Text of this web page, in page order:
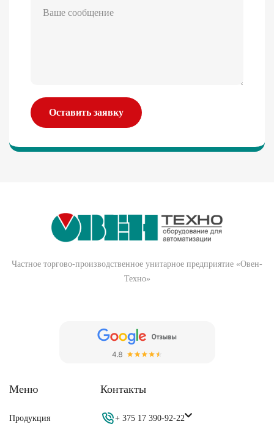
Оставить заявку
Частное торгово-производственное унитарное предприятие «Овен-
Техно»
Меню
Продукция
Контакты
+ 375 17 390-92-22